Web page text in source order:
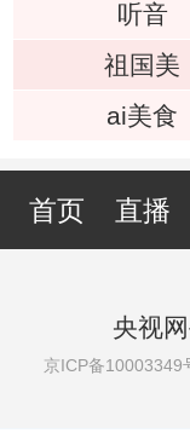
听音
祖国美
ai美食
首页 直播
央视
京ICP备10003349